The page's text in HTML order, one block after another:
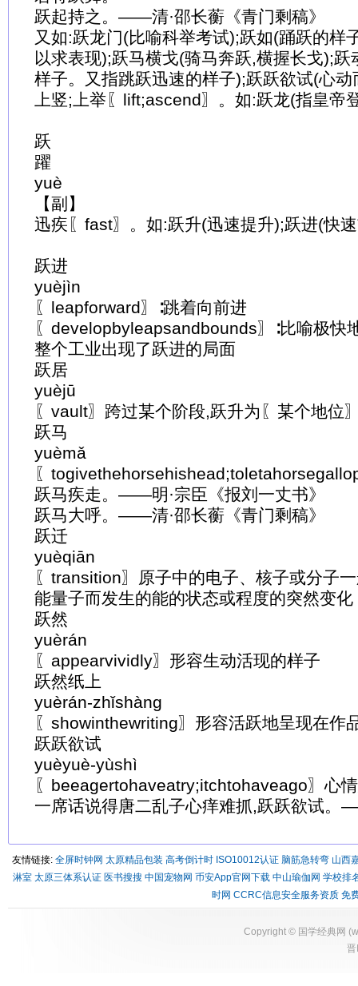
跃起持之。——清·邵长蘅《青门剩稿》
又如:跃龙门(比喻科举考试);跃如(踊跃的样
以求表现);跃马横戈(骑马奔跃,横握长戈);
样子。又指跳跃迅速的样子);跃跃欲试(心动
上竖;上举〖lift;ascend〗。如:跃龙(指皇帝
跃
躍
yuè
【副】
迅疾〖fast〗。如:跃升(迅速提升);跃进(快
跃进
yuèjìn
〖leapforward〗∶跳着向前进
〖developbyleapsandbounds〗∶比喻极快
整个工业出现了跃进的局面
跃居
yuèjū
〖vault〗跨过某个阶段,跃升为〖某个地位
跃马
yuèmǎ
〖
跃马疾走。——明·宗臣《报刘一丈书》
跃马大呼。——清·邵长蘅《青门剩稿》
跃迁
yuèqiān
〖transition〗原子中的电子、核子或分子
能量子而发生的能的状态或程度的突然变化
跃然
yuèrán
〖appearvividly〗形容生动活现的样子
跃然纸上
yuèrán-zhǐshàng
〖showinthewriting〗形容活跃地呈现在作
跃跃欲试
yuèyuè-yùshì
〖beeagertohaveatry;itchtohaveago〗心
一席话说得唐二乱子心痒难抓,跃跃欲试。
友情链接: 全屏时钟网 太原精品包装 高考倒计时 ISO10012认证 脑筋急转弯 山西
淋室 太原三体系认证 医书搜搜 中国宠物网 币安App官网下载 中山瑜伽网 学校排
时网 CCRC信息安全服务资质 免
Copyright © 国学经典网 (